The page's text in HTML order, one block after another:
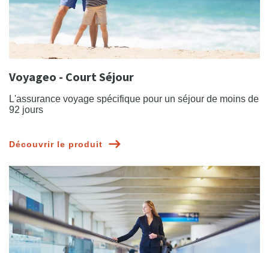
Voyageo - Court Séjour
L'assurance voyage spécifique pour un séjour de moins de
92 jours
Découvrir le produit